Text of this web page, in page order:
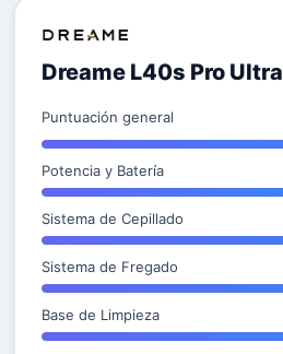
Dreame L40s Pro Ultra
Puntuación general
Potencia y Batería
Sistema de Cepillado
Sistema de Fregado
Base de Limpieza